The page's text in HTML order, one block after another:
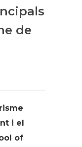
de
i el
of